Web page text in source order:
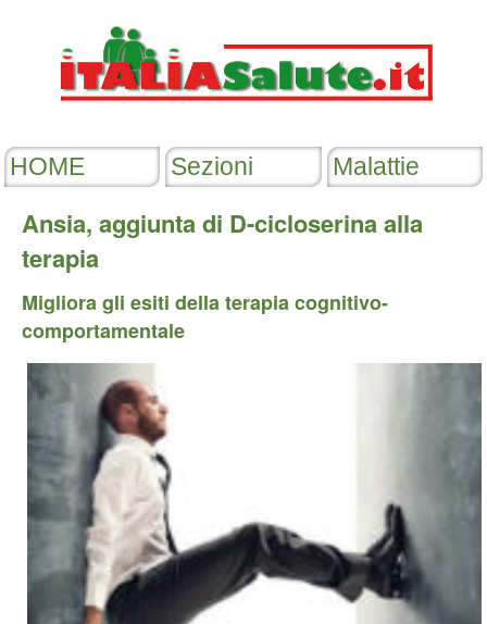
Ansia, aggiunta di D-cicloserina alla
terapia
Migliora gli esiti della terapia cognitivo-
comportamentale